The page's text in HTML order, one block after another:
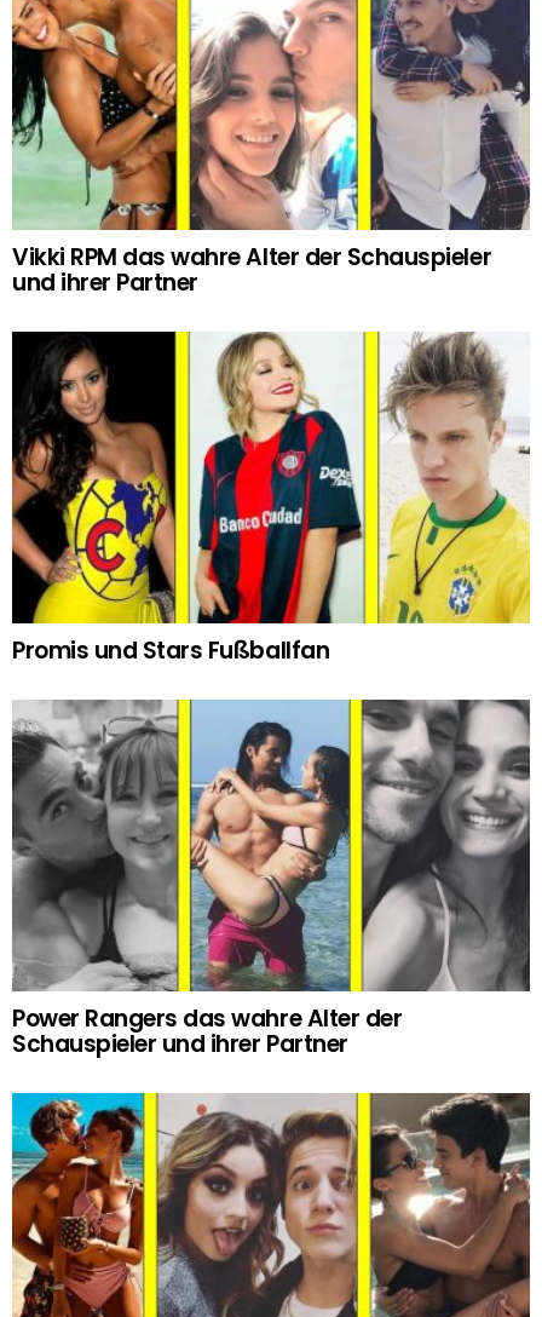
Vikki RPM das wahre Alter der Schauspieler
und ihrer Partner
Promis und Stars Fußballfan
Power Rangers das wahre Alter der
Schauspieler und ihrer Partner